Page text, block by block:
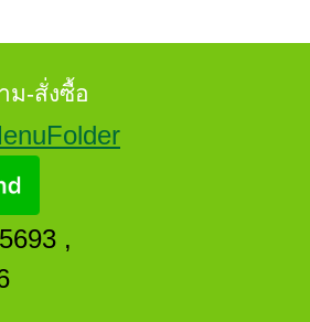
ม-สั่งซื้อ
,